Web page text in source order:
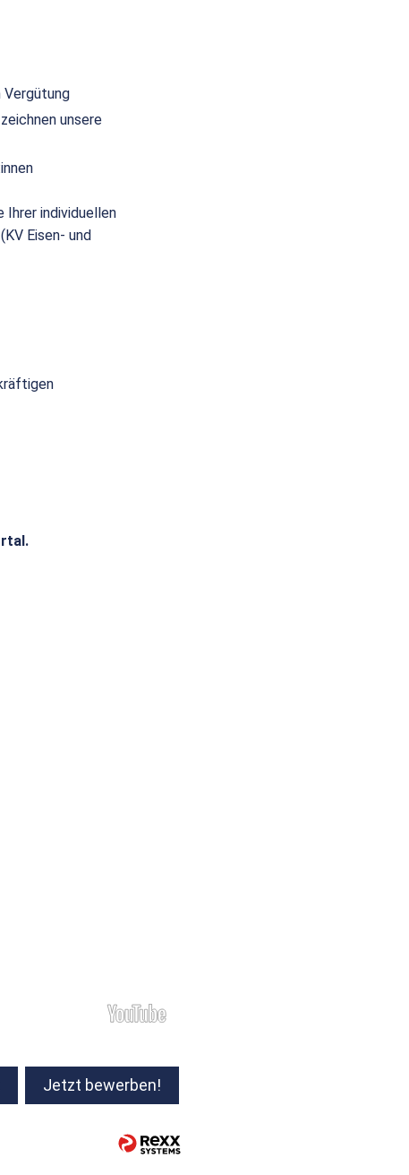
unsere
Ihrer individuellen
Eisen- und
Jetzt bewerben!